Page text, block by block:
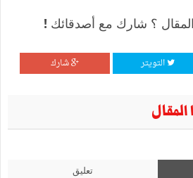
؟ شارك مع أصدقائك !
التويتر شارك
تعليق